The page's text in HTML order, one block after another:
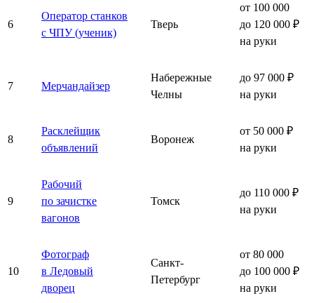
6
Оператор станков
с ЧПУ (ученик)
Тверь
от 100 000
до 120 000 ₽
на руки
7 Мерчандайзер
Набережные
Челны
до 97 000 ₽
на руки
8
Расклейщик
объявлений
Воронеж
от 50 000 ₽
на руки
9
Рабочий
по зачистке
вагонов
Томск
до 110 000 ₽
на руки
10
Фотограф
в Ледовый
дворец
Санкт-
Петербург
от 80 000
до 100 000 ₽
на руки